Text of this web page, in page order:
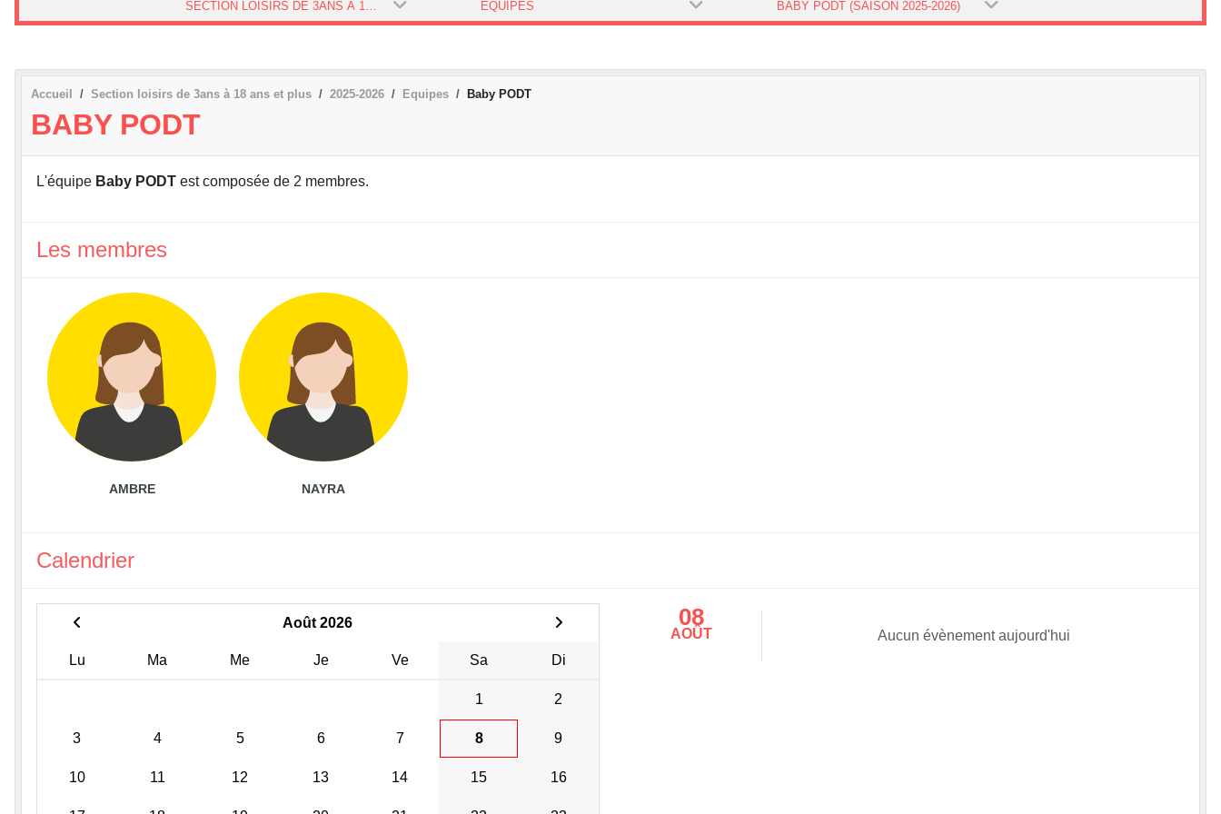
ÉQUIPES BABY PODT (SAISON 2025-2026)
Accueil Section loisirs de 3ans à 18 ans et plus 2025-2026 Equipes Baby PODT
BABY PODT
L'équipe Baby PODT est composée de 2 membres.
Les membres
AMBRE NAYRA
Calendrier
Août 2026
Lu Ma Me Je Ve Sa Di
1 2
3 4 5 6 7 8 9
10 11 12 13 14 15 16
08
AOÛT Aucun évènement aujourd'hui